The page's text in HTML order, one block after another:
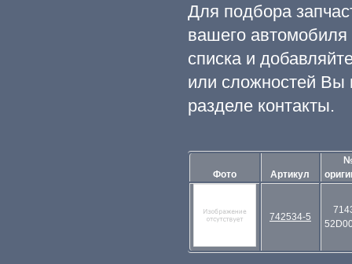
Для подбора
вашего автомобиля
списка и
или сложностей Вы
разделе контакты.
Фото Артикул
742534-5